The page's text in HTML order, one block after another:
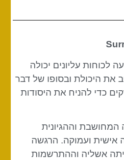
לכוחות עליונים יכולה
את היכולת ובסופו של דבר
כדי להניח את היסודות
המחושבת וההגיונית
אישית ועמוקה. הרגשה
אשליה וההתרשמות